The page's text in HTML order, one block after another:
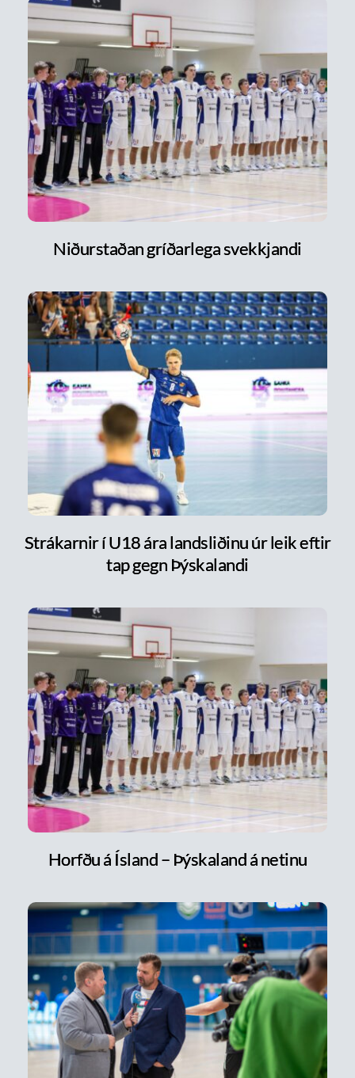
Niðurstaðan gríðarlega svekkjandi
Strákarnir í U18 ára landsliðinu úr leik eftir
tap gegn Þýskalandi
Horfðu á Ísland – Þýskaland á netinu